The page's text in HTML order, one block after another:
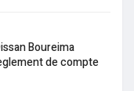
Boureima
de compte